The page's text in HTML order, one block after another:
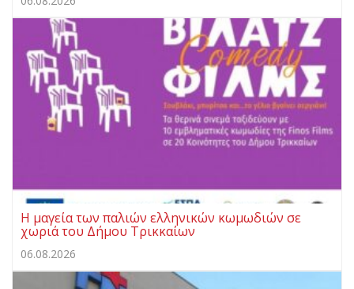
Η μαγεία των παλιών ελληνικών κωμωδιών σε
χωριά του Δήμου Τρικκαίων
06.08.2026